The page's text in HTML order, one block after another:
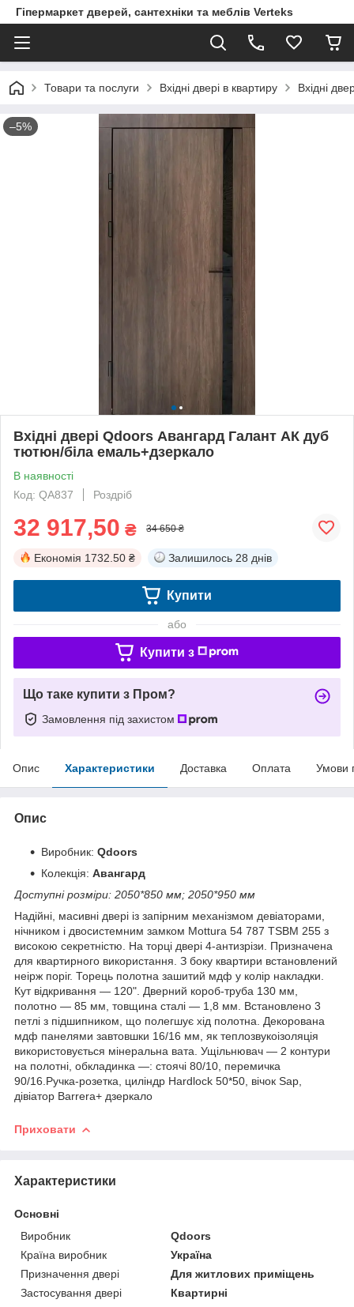
Гіпермаркет дверей, сантехніки та меблів Verteks
Товари та послуги Вхідні двері в квартиру Вхідні
–5%
Вхідні двері Qdoors Авангард Галант АК дуб
тютюн/біла емаль+дзеркало
В наявності
Код: QA837
Роздріб
32 917,50 ₴ 34 650 ₴
Економія 1732.50 ₴ Залишилось 28 днів
Купити
або
Купити з
Що таке купити з Пром?
Замовлення під захистом
Опис Характеристики Доставка Оплата Умови
Опис
Виробник: Qdoors
Колекція: Авангард
Доступні розміри: 2050*850 мм; 2050*950 мм
Надійні, масивні двері із запірним механізмом девіаторами,
нічником і двосистемним замком Mottura 54 787 TSBM 255 з
високою секретністю. На торці двері 4-антизрізи. Призначена
для квартирного використання. З боку квартири встановлений
неірж поріг. Торець полотна зашитий мдф у колір накладки.
Кут відкривання — 120". Дверний короб-труба 130 мм,
полотно — 85 мм, товщина сталі — 1,8 мм. Встановлено 3
петлі з підшипником, що полегшує хід полотна. Декорована
мдф панелями завтовшки 16/16 мм, як теплозвукоізоляція
використовується мінеральна вата. Ущільнювач — 2 контури
на полотні, обкладинка —: стоячі 80/10, перемичка
90/16.Ручка-розетка, циліндр Hardlock 50*50, вічок Sap,
дівіатор Barrera+ дзеркало
Приховати
Характеристики
Основні
Виробник
Qdoors
Країна виробник
Україна
Призначення двері
Для житлових приміщень
Застосування двері
Квартирні